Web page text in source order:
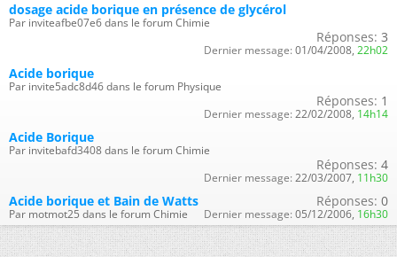
dosage acide borique en présence de glycérol
Par inviteafbe07e6 dans le forum Chimie
Réponses: 3
Dernier message: 01/04/2008, 22h02
Acide borique
Par invite5adc8d46 dans le forum Physique
Réponses: 1
Dernier message: 22/02/2008, 14h14
Acide Borique
Par invitebafd3408 dans le forum Chimie
Réponses: 4
Dernier message: 22/03/2007, 11h30
Acide borique et Bain de Watts
Par motmot25 dans le forum Chimie
Réponses: 0
Dernier message: 05/12/2006, 16h30